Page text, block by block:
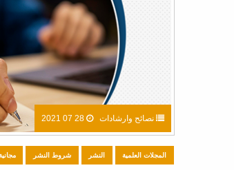
نصائح وارشادات
المجلات العلمية النشر شروط النشر